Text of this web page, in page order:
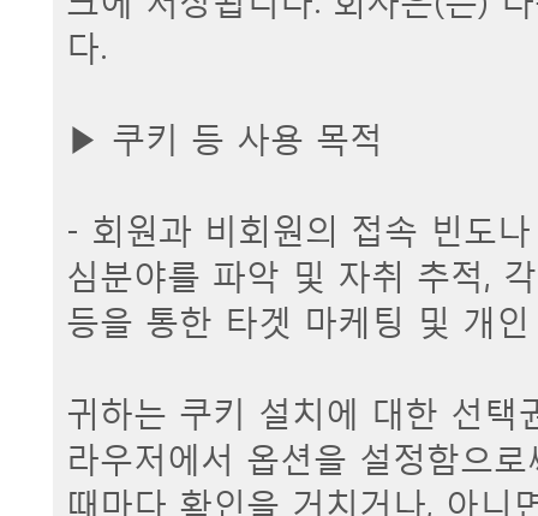
다.
▶ 쿠키 등 사용 목적
- 회원과 비회원의 접속 빈도
심분야를 파악 및 자취 추적,
등을 통한 타겟 마케팅 및 개
귀하는 쿠키 설치에 대한 선택
라우저에서 옵션을 설정함으
때마다 확인을 거치거나, 아니